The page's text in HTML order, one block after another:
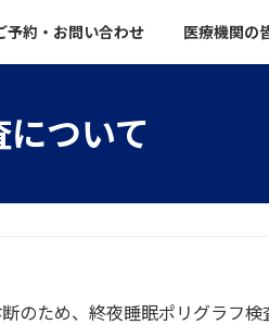
予約・お問い合わせ 医療機関の
について
のため、終夜睡眠ポリグラフ検